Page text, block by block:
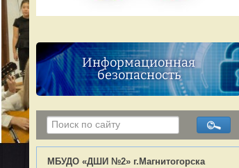
Информационная
безопасность
МБУДО «ДШИ №2» г.Магнитогорска